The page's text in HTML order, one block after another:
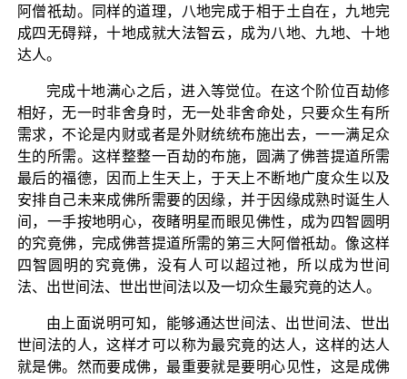
阿僧祇劫。同样的道理，八地完成于相于土自在，九地完
成四无碍辩，十地成就大法智云，成为八地、九地、十地
达人。
完成十地满心之后，进入等觉位。在这个阶位百劫修
相好，无一时非舍身时，无一处非舍命处，只要众生有所
需求，不论是内财或者是外财统统布施出去，一一满足众
生的所需。这样整整一百劫的布施，圆满了佛菩提道所需
最后的福德，因而上生天上，于天上不断地广度众生以及
安排自己未来成佛所需要的因缘，并于因缘成熟时诞生人
间，一手按地明心，夜睹明星而眼见佛性，成为四智圆明
的究竟佛，完成佛菩提道所需的第三大阿僧祇劫。像这样
四智圆明的究竟佛，没有人可以超过祂，所以成为世间
法、出世间法、世出世间法以及一切众生最究竟的达人。
由上面说明可知，能够通达世间法、出世间法、世出
世间法的人，这样才可以称为最究竟的达人，这样的达人
就是佛。然而要成佛，最重要就是要明心见性，这是成佛